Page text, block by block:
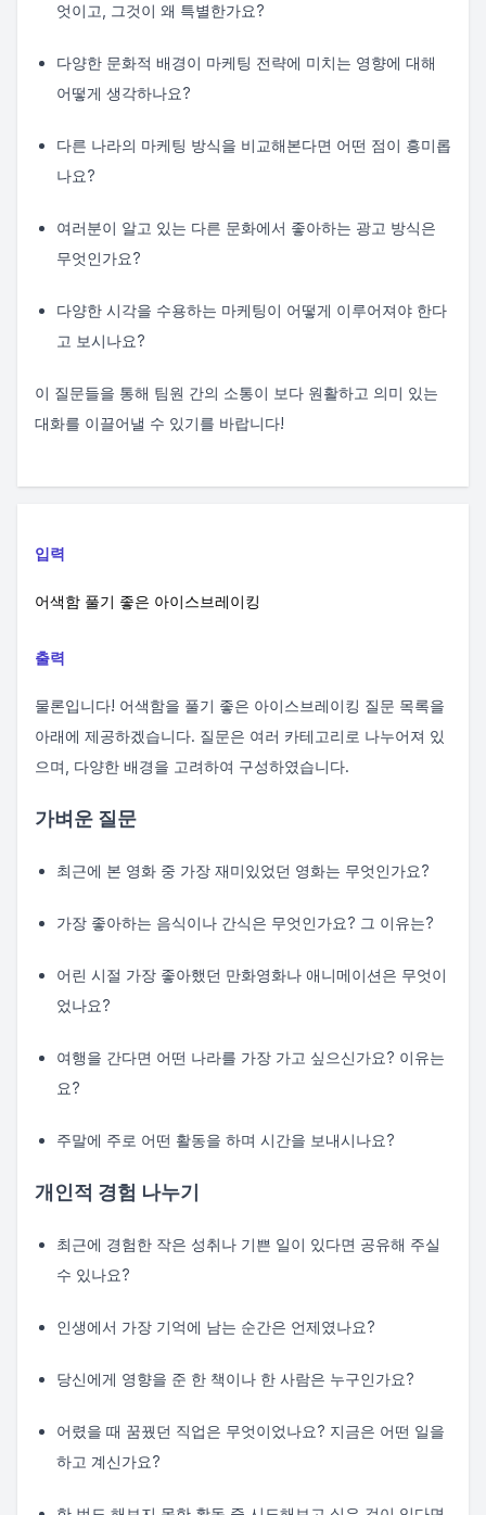
엇이고, 그것이 왜 특별한가요?
다양한 문화적 배경이 마케팅 전략에 미치는 영향에 대해
어떻게 생각하나요?
다른 나라의 마케팅 방식을 비교해본다면 어떤 점이 흥미롭
나요?
여러분이 알고 있는 다른 문화에서 좋아하는 광고 방식은
무엇인가요?
다양한 시각을 수용하는 마케팅이 어떻게 이루어져야 한다
고 보시나요?
이 질문들을 통해 팀원 간의 소통이 보다 원활하고 의미 있는
대화를 이끌어낼 수 있기를 바랍니다!
입력
어색함 풀기 좋은 아이스브레이킹
출력
물론입니다! 어색함을 풀기 좋은 아이스브레이킹 질문 목록을
아래에 제공하겠습니다. 질문은 여러 카테고리로 나누어져 있
으며, 다양한 배경을 고려하여 구성하였습니다.
가벼운 질문
최근에 본 영화 중 가장 재미있었던 영화는 무엇인가요?
가장 좋아하는 음식이나 간식은 무엇인가요? 그 이유는?
어린 시절 가장 좋아했던 만화영화나 애니메이션은 무엇이
었나요?
여행을 간다면 어떤 나라를 가장 가고 싶으신가요? 이유는
요?
주말에 주로 어떤 활동을 하며 시간을 보내시나요?
개인적 경험 나누기
최근에 경험한 작은 성취나 기쁜 일이 있다면 공유해 주실
수 있나요?
인생에서 가장 기억에 남는 순간은 언제였나요?
당신에게 영향을 준 한 책이나 한 사람은 누구인가요?
어렸을 때 꿈꿨던 직업은 무엇이었나요? 지금은 어떤 일을
하고 계신가요?